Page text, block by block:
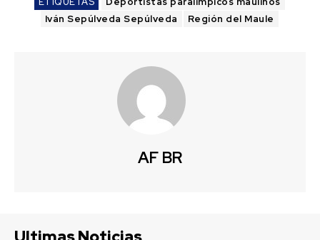
Iván Sepúlveda Sepúlveda
Región del Maule
AF BR